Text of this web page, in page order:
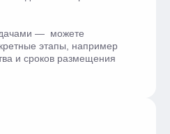
— можете
этапы, например
и сроков размещения